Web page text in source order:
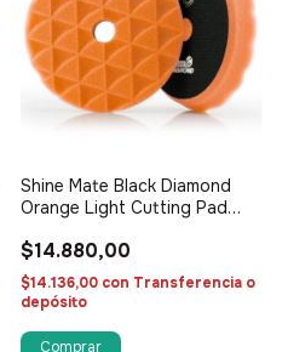
Shine Mate Black Diamond
Orange Light Cutting Pad
$14.880,00
$14.136,00 con Transferencia o
depósito